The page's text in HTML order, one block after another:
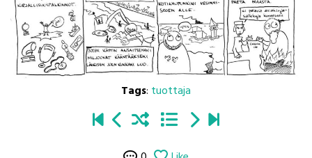
Tags: tuottaja